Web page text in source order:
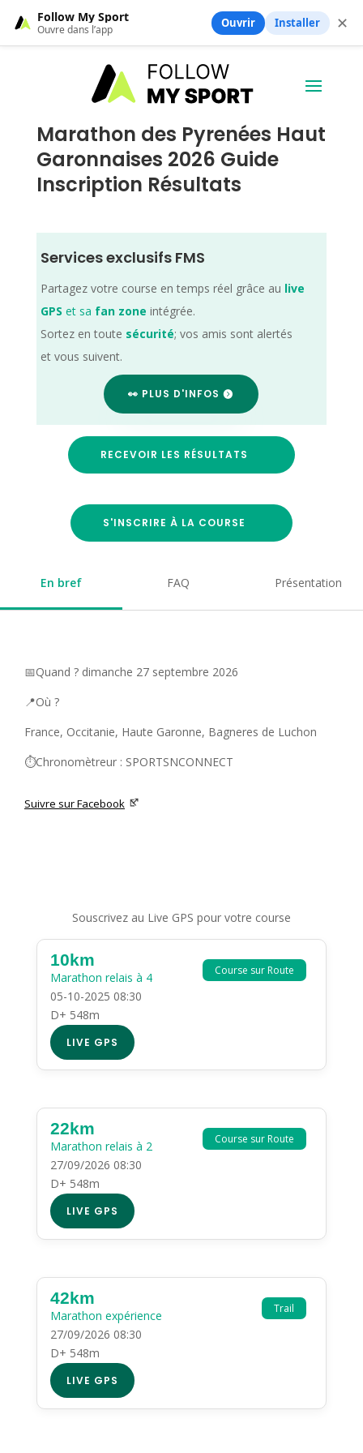
Marathon des Pyrenées Haut
Garonnaises 2026 Guide
Inscription Résultats
Services exclusifs FMS
Partagez votre course en temps réel grâce au live
GPS et sa fan zone intégrée.
Sortez en toute sécurité; vos amis sont alertés
et vous suivent.
👀 PLUS D'INFOS
RECEVOIR LES RÉSULTATS
S'INSCRIRE À LA COURSE
En bref FAQ Présentation
📅Quand ? dimanche 27 septembre 2026
📍Où ?
France, Occitanie, Haute Garonne, Bagneres de Luchon
⏱️Chronomètreur : SPORTSNCONNECT
Suivre sur Facebook
Souscrivez au Live GPS pour votre course
Course sur Route
10km
Marathon relais à 4
05-10-2025 08:30
D+ 548m
LIVE GPS
Course sur Route
22km
Marathon relais à 2
27/09/2026 08:30
D+ 548m
LIVE GPS
Trail
42km
Marathon expérience
27/09/2026 08:30
D+ 548m
LIVE GPS
Follow My Sport
Ouvre dans l’app Ouvrir Installer ✕